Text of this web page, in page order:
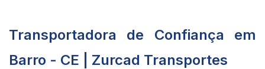
Transportadora de Confiança em
Barro - CE | Zurcad Transportes